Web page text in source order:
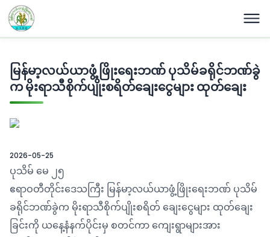
မြန်မာ့လယ်ယာဖွံ့ဖြိုးရေးဘဏ် ပုသိမ်ခရိုင်ဘဏ်ခွဲ
က မိုးရာသီစိုက်ပျိုးစရိတ်ချေးငွေများ ထုတ်ချေး
2026-05-25
ပုသိမ် မေ ၂၅
ဧရာဝတီတိုင်းဒေသကြီး မြန်မာ့လယ်ယာဖွံ့ဖြိုးရေးဘဏ် ပုသိမ်
ခရိုင်ဘဏ်ခွဲက မိုးရာသီစိုက်ပျိုးစရိတ် ချေးငွေများ ထုတ်ချေး
ခြင်းကို ယနေ့နံနက်ပိုင်းမှ စတင်ကာ ကျေးရွာများအား